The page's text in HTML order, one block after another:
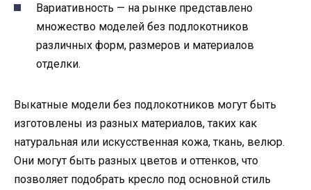
Вариативность — на рынке представлено
множество моделей без подлокотников
различных форм, размеров и материалов
отделки.
Выкатные модели без подлокотников могут быть
изготовлены из разных материалов, таких как
натуральная или искусственная кожа, ткань, велюр.
Они могут быть разных цветов и оттенков, что
позволяет подобрать кресло под основной стиль